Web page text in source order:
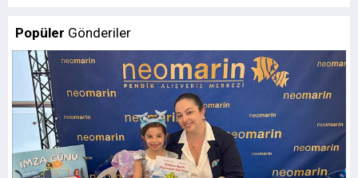
Popüler Gönderiler